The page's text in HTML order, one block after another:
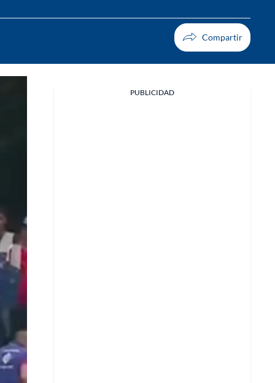
PUBLICIDAD